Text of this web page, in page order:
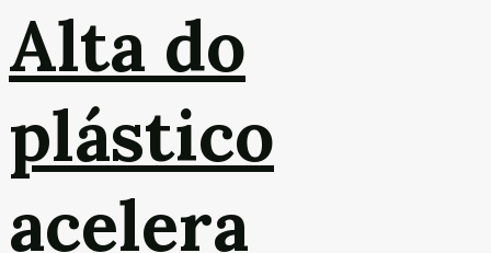
Alta do
plástico
acelera